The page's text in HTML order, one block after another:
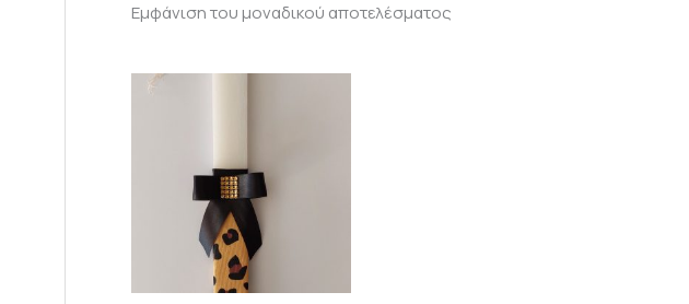
Εμφάνιση του μοναδικού αποτελέσματος